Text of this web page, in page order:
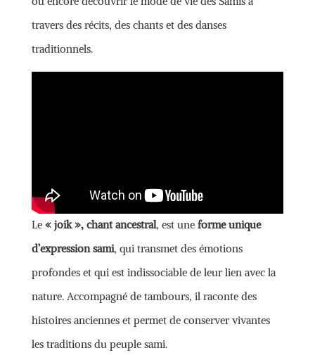
travers des récits, des chants et des danses
traditionnels.
Le « joik », chant ancestral, est une forme unique
d’expression sami, qui transmet des émotions
profondes et qui est indissociable de leur lien avec la
nature. Accompagné de tambours, il raconte des
histoires anciennes et permet de conserver vivantes
les traditions du peuple sami.